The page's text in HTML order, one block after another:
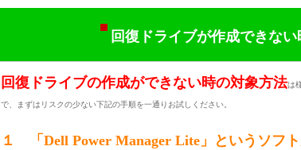
回復ドライブが作成できな
回復ドライブの作成ができない時の対象方法は
で、まずはリスクの少ない下記の手順を一通りお試しください。
１ 「Dell Power Manager Lite」というソフ